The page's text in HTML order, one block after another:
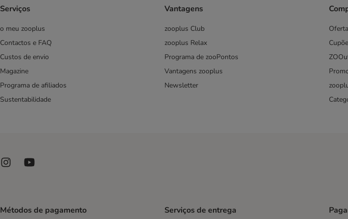
Serviços
o meu zooplus
Contactos e FAQ
Custos de envio
Magazine
Programa de afiliados
Sustentabilidade
Vantagens
zooplus Club
zooplus Relax
Programa de zooPontos
Vantagens zooplus
Newsletter
Métodos de pagamento Serviços de entrega